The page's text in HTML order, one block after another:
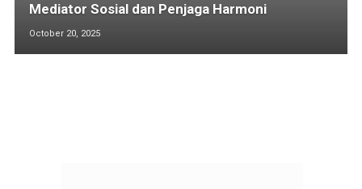
Mediator Sosial dan Penjaga Harmoni
October 20, 2025